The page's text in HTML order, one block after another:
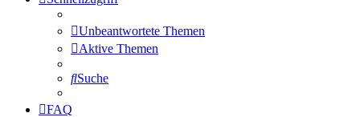
Unbeantwortete Themen
Aktive Themen
Suche
FAQ